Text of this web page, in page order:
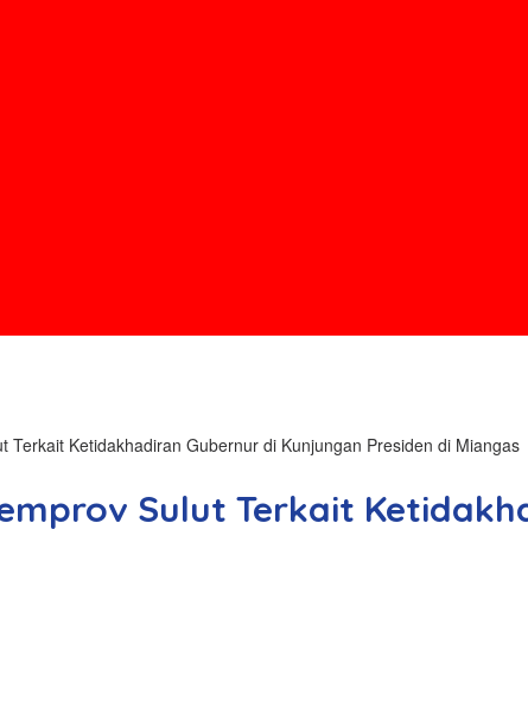
Ketidakhadiran Gubernur di Kunjungan Presiden di Miangas
Sulut Terkait